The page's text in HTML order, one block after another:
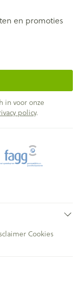
en promoties
in voor onze
policy.
Cookies